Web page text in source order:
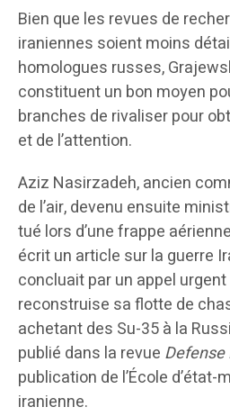
Bien que les revues de
iraniennes soient moins
homologues russes,
constituent un bon moyen
branches de rivaliser pour
et de l’attention.
Aziz Nasirzadeh, ancien
de l’air, devenu ensuite
tué lors d’une frappe
écrit un article sur la guerre
concluait par un appel urgent
reconstruise sa flotte de
achetant des Su-35 à la
publié dans la revue
publication de l’École d’état-
iranienne.